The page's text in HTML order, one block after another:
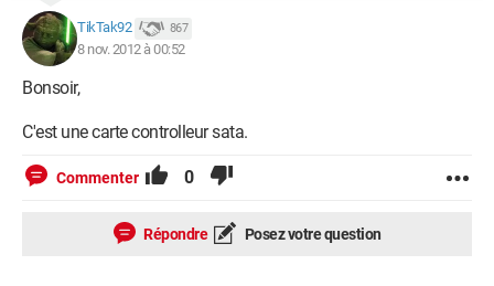
TikTak92 867
8 nov. 2012 à 00:52
Bonsoir,
C'est une carte controlleur sata.
Commenter 0
Répondre Posez votre question